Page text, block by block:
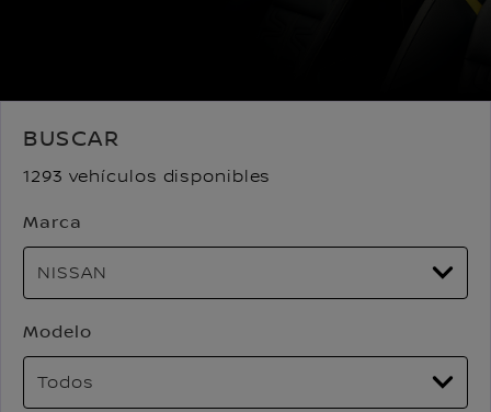
BUSCAR
1293 vehículos disponibles
Marca
Modelo